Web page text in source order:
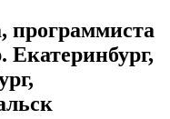
программиста
Екатеринбург,